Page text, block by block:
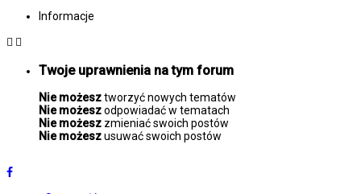
Informacje
Twoje uprawnienia na tym forum
Nie możesztworzyć nowych tematów
Nie możeszodpowiadać w tematach
Nie możesz zmieniać swoich postów
Nie możeszusuwać swoich postów